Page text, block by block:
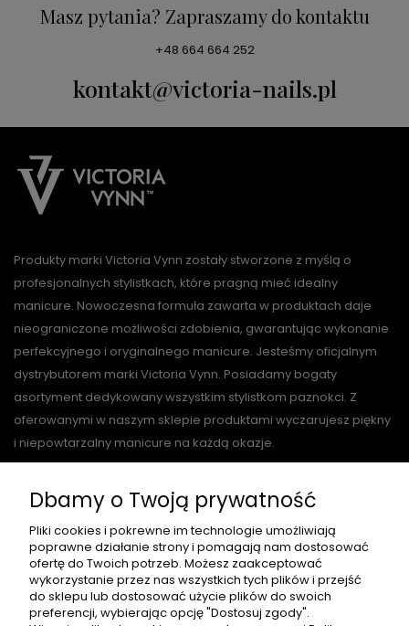
Masz pytania? Zapraszamy do kontaktu
+48 664 664 252
kontakt@victoria-nails.pl
Produkty marki Victoria Vynn zostały stworzone z myślą o
profesjonalnych stylistkach, które pragną mieć idealny
manicure. Nowoczesna formuła zawarta w produktach daje
nieograniczone możliwości zdobienia, gwarantując wykonanie
perfekcyjnego i oryginalnego manicure. Jesteśmy oficjalnym
dystrybutorem marki Victoria Vynn. Posiadamy bogaty
asortyment dedykowany wszystkim stylistkom paznokci. Z
oferowanymi w naszym sklepie produktami wyczarujesz piękny
i niepowtarzalny manicure na każdą okazje.
O NAS
PŁATNOŚCI I DOSTAWA
Dbamy o Twoją prywatność
Pliki cookies i pokrewne im technologie umożliwiają
poprawne działanie strony i pomagają nam dostosować
ofertę do Twoich potrzeb. Możesz zaakceptować
wykorzystanie przez nas wszystkich tych plików i przejść
do sklepu lub dostosować użycie plików do swoich
preferencji, wybierając opcję "Dostosuj zgody".